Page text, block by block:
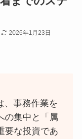
2026年1月23日
、事務作業を
の集中と「属
要な投資であ